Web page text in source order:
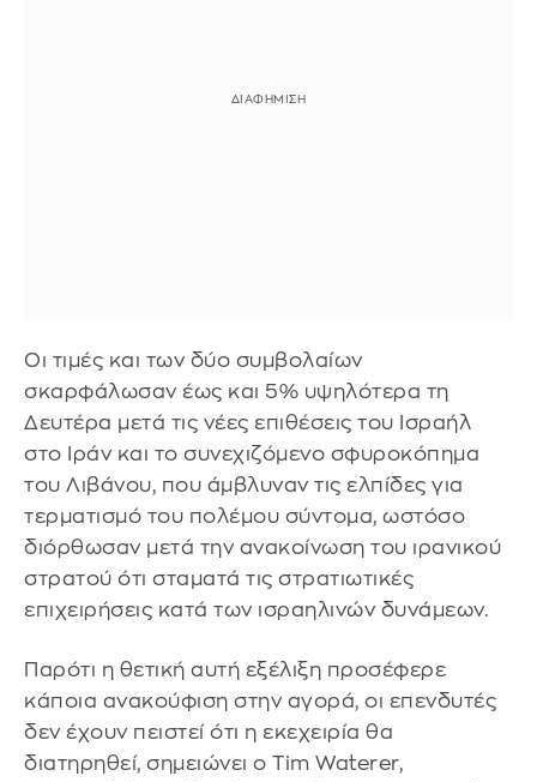
Οι τιμές και των δύο συμβολαίων
σκαρφάλωσαν έως και 5% υψηλότερα τη
Δευτέρα μετά τις νέες επιθέσεις του Ισραήλ
στο Ιράν και το συνεχιζόμενο σφυροκόπημα
του Λιβάνου, που άμβλυναν τις ελπίδες για
τερματισμό του πολέμου σύντομα, ωστόσο
διόρθωσαν μετά την ανακοίνωση του ιρανικού
στρατού ότι σταματά τις στρατιωτικές
επιχειρήσεις κατά των ισραηλινών δυνάμεων.
Παρότι η θετική αυτή εξέλιξη προσέφερε
κάποια ανακούφιση στην αγορά, οι επενδυτές
δεν έχουν πειστεί ότι η εκεχειρία θα
διατηρηθεί, σημειώνει ο Tim Waterer,